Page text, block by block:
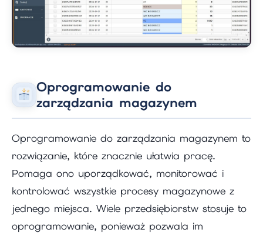
Oprogramowanie do
zarządzania magazynem
Oprogramowanie do zarządzania magazynem to
rozwiązanie, które znacznie ułatwia pracę.
Pomaga ono uporządkować, monitorować i
kontrolować wszystkie procesy magazynowe z
jednego miejsca. Wiele przedsiębiorstw stosuje to
oprogramowanie, ponieważ pozwala im